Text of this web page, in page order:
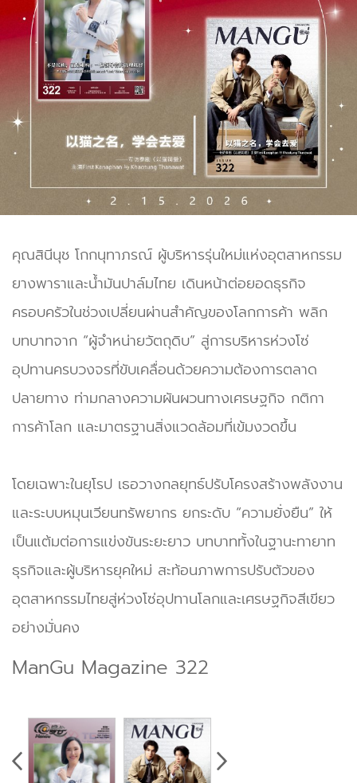
คุณสินีนุช โกกนุทาภรณ์ ผู้บริหารรุ่นใหม่แห่งอุตสาหกรรม
ยางพาราและน้ำมันปาล์มไทย เดินหน้าต่อยอดธุรกิจ
ครอบครัวในช่วงเปลี่ยนผ่านสำคัญของโลกการค้า พลิก
บทบาทจาก “ผู้จำหน่ายวัตถุดิบ” สู่การบริหารห่วงโซ่
อุปทานครบวงจรที่ขับเคลื่อนด้วยความต้องการตลาด
ปลายทาง ท่ามกลางความผันผวนทางเศรษฐกิจ กติกา
การค้าโลก และมาตรฐานสิ่งแวดล้อมที่เข้มงวดขึ้น
โดยเฉพาะในยุโรป เธอวางกลยุทธ์ปรับโครงสร้างพลังงาน
และระบบหมุนเวียนทรัพยากร ยกระดับ “ความยั่งยืน” ให้
เป็นแต้มต่อการแข่งขันระยะยาว บทบาททั้งในฐานะทายาท
ธุรกิจและผู้บริหารยุคใหม่ สะท้อนภาพการปรับตัวของ
อุตสาหกรรมไทยสู่ห่วงโซ่อุปทานโลกและเศรษฐกิจสีเขียว
อย่างมั่นคง
ManGu Magazine 322